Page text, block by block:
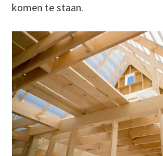
komen te staan.